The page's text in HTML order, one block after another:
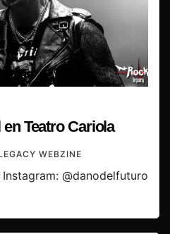
Teatro Cariola
WEBZINE
@danodelfuturo